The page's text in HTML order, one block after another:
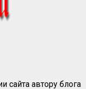
сайта автору блога